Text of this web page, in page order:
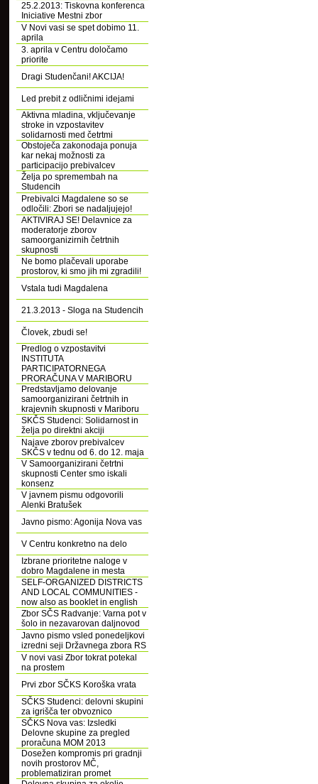
25.2.2013: Tiskovna konferenca
Iniciative Mestni zbor
V Novi vasi se spet dobimo 11.
aprila
3. aprila v Centru določamo
priorite
Dragi Studenčani! AKCIJA!
Led prebit z odličnimi idejami
Aktivna mladina, vključevanje
stroke in vzpostavitev
solidarnosti med četrtmi
Obstoječa zakonodaja ponuja
kar nekaj možnosti za
participacijo prebivalcev
Želja po spremembah na
Studencih
Prebivalci Magdalene so se
odločili: Zbori se nadaljujejo!
AKTIVIRAJ SE! Delavnice za
moderatorje zborov
samoorganizirnih četrtnih
skupnosti
Ne bomo plačevali uporabe
prostorov, ki smo jih mi zgradili!
Vstala tudi Magdalena
21.3.2013 - Sloga na Studencih
Človek, zbudi se!
Predlog o vzpostavitvi
INSTITUTA
PARTICIPATORNEGA
PRORAČUNA V MARIBORU
Predstavljamo delovanje
samoorganizirani četrtnih in
krajevnih skupnosti v Mariboru
SKČS Studenci: Solidarnost in
želja po direktni akciji
Najave zborov prebivalcev
SKČS v tednu od 6. do 12. maja
V Samoorganizirani četrtni
skupnosti Center smo iskali
konsenz
V javnem pismu odgovorili
Alenki Bratušek
Javno pismo: Agonija Nova vas
V Centru konkretno na delo
Izbrane prioritetne naloge v
dobro Magdalene in mesta
SELF-ORGANIZED DISTRICTS
AND LOCAL COMMUNITIES -
now also as booklet in english
Zbor SČS Radvanje: Varna pot v
šolo in nezavarovan daljnovod
Javno pismo vsled ponedeljkovi
izredni seji Državnega zbora RS
V novi vasi Zbor tokrat potekal
na prostem
Prvi zbor SČKS Koroška vrata
SČKS Studenci: delovni skupini
za igrišča ter obvoznico
SČKS Nova vas: Izsledki
Delovne skupine za pregled
proračuna MOM 2013
Dosežen kompromis pri gradnji
novih prostorov MČ,
problematiziran promet